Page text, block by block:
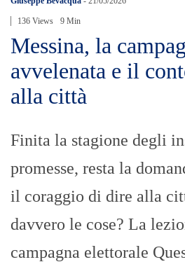
136 Views 9 Min
Messina, la
avvelenata e il
alla città
Finita la stagione degli
promesse, resta la
il coraggio di dire alla
davvero le cose? La
campagna elettorale